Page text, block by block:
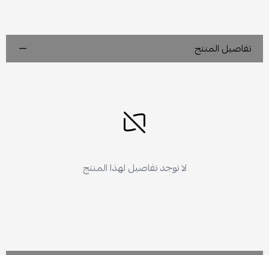
تفاصيل المنتج
لا توجد تفاصيل لهذا المنتج